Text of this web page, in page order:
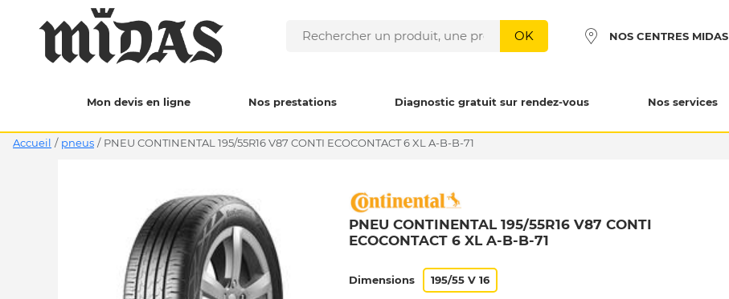
OK NOS CENTRES MIDAS
Mon devis en ligne Nos prestations Diagnostic gratuit sur rendez-vous Nos services
Accueil / pneus / PNEU CONTINENTAL 195/55R16 V87 CONTI ECOCONTACT 6 XL A-B-B-71
PNEU CONTINENTAL 195/55R16 V87 CONTI
ECOCONTACT 6 XL A-B-B-71
Dimensions 195/55 V 16